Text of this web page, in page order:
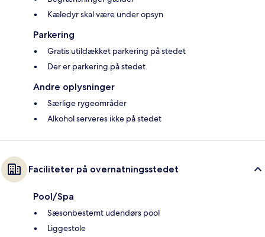
Kæledyr skal være under opsyn
Parkering
Gratis utildækket parkering på stedet
Der er parkering på stedet
Andre oplysninger
Særlige rygeområder
Alkohol serveres ikke på stedet
Faciliteter på overnatningsstedet
Pool/Spa
Sæsonbestemt udendørs pool
Liggestole